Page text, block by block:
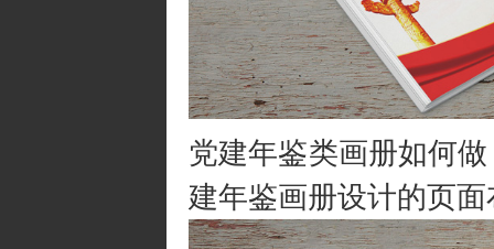
党建年鉴类画册如何
建年鉴画册设计的页